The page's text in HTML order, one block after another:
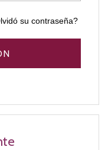
su contraseña?